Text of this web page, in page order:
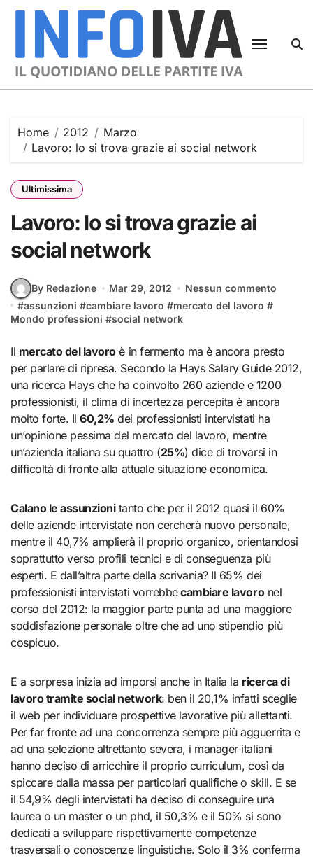
Skip
Home 2012
Marzo
Lavoro: lo si trova grazie ai social network
Ultimissima
Lavoro: lo si trova grazie ai
social network
By Redazione Mar 29, 2012
Nessun commento
#assunzioni #cambiare lavoro #mercato del lavoro #
Mondo professioni #social network
Il mercato del lavoroè in fermento ma è ancora presto
per parlare di ripresa. Secondo la Hays Salary Guide 2012,
una ricerca Hays che ha coinvolto 260 aziende e 1200
professionisti, il clima di incertezza percepita è ancora
molto forte. Il60,2% dei professionisti intervistati ha
un’opinione pessima del mercato del lavoro, mentre
un’azienda italiana su quattro (25%) dice di trovarsi in
difficoltà di fronte alla attuale situazione economica.
Calano le assunzionitanto che per il 2012 quasi il 60%
delle aziende intervistate non cercherà nuovo personale,
mentre il 40,7% amplierà il proprio organico, orientandosi
soprattutto verso profili tecnici e di conseguenza più
esperti. E dall’altra parte della scrivania? Il 65% dei
professionisti intervistati vorrebbecambiare lavoronel
corso del 2012: la maggior parte punta ad una maggiore
soddisfazione personale oltre che ad uno stipendio più
cospicuo.
E a sorpresa inizia ad imporsi anche in Italia la ricerca di
lavoro tramite social network: ben il 20,1% infatti sceglie
il web per individuare prospettive lavorative più allettanti.
Per far fronte ad una concorrenza sempre più agguerrita e
ad una selezione altrettanto severa, i manager italiani
hanno deciso di arricchire il proprio curriculum, così da
spiccare dalla massa per particolari qualifiche o skill. E se
il 54,9% degli intervistati ha deciso di conseguire una
laurea o un master o un phd, il 50,3% e il 50% si sono
dedicati a sviluppare rispettivamente competenze
trasversali o conoscenze linguistiche. Solo il 3% conferma